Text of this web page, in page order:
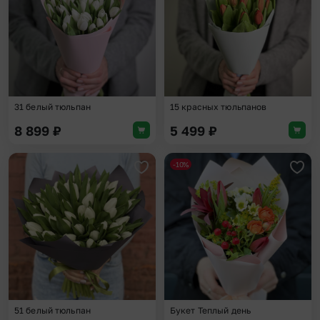
31 белый тюльпан
8 899 ₽
15 красных тюльпанов
5 499 ₽
Добавить в избранное
51 белый тюльпан
-10%
Букет Теплый день